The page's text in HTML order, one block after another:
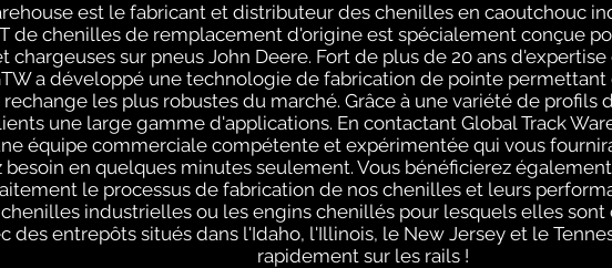
est le fabricant et distributeur des chenilles en caoutchouc
de chenilles de remplacement d'origine est spécialement conçue
chargeuses sur pneus John Deere. Fort de plus de 20 ans
a développé une technologie de fabrication de pointe
les plus robustes du marché. Grâce à une variété de profils
une large gamme d'applications. En contactant Global Track
équipe commerciale compétente et expérimentée qui vous
besoin en quelques minutes seulement. Vous bénéficierez
le processus de fabrication de nos chenilles et leurs
industrielles ou les engins chenillés pour lesquels elles sont
des entrepôts situés dans l'Idaho, l'Illinois, le New Jersey et le
rapidement sur les rails !